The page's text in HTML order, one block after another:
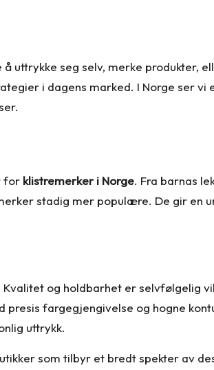
uttrykke seg selv, merke produkter,
i dagens marked. I Norge ser vi
for klistremerker i Norge. Fra barnas
stadig mer populære. De gir en
og holdbarhet er selvfølgelig
fargegjengivelse og hogne
uttrykk.
som tilbyr et bredt spekter av